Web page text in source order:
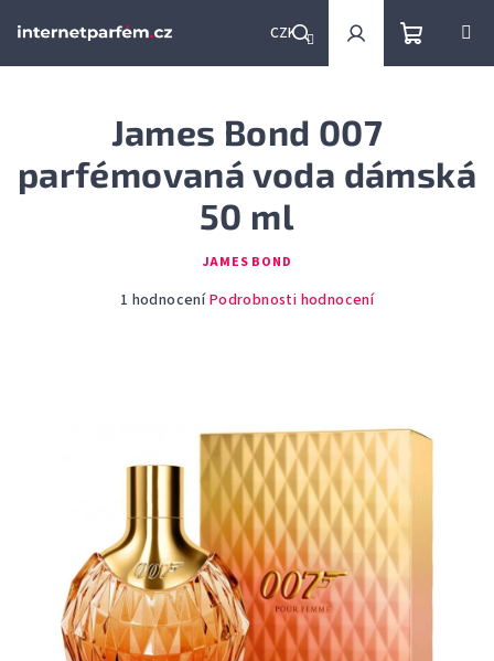
CZK
Hledat PřihlášeníNákupní
James Bond 007
parfémovaná voda dámská
50 ml
JAMES BOND
Průměrné
1 hodnoceníPodrobnosti hodnocení